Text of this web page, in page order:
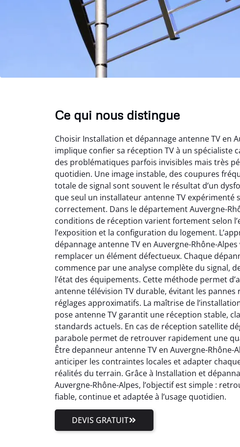
Ce qui nous distingue
Choisir Installation et dépannage antenne TV en
implique confier sa réception TV à un spécialiste
des problématiques parfois invisibles mais très
quotidien. Une image instable, des coupures
totale de signal sont souvent le résultat d’un
que seul un installateur antenne TV expérimenté
correctement. Dans le département Auvergne-
conditions de réception varient fortement selon
l’exposition et la configuration du logement.
dépannage antenne TV en Auvergne-Rhône-
remplacer un élément défectueux. Chaque
commence par une analyse complète du signal,
l’état des équipements. Cette méthode permet
antenne télévision TV durable, évitant les pannes
réglages approximatifs. La maîtrise de
pose antenne TV garantit une réception stable,
standards actuels. En cas de réception satellite
parabole permet de retrouver rapidement une
Être depanneur antenne TV en Auvergne-Rhône-
anticiper les contraintes locales et adapter
réalités du terrain. Grâce à Installation et
Auvergne-Rhône-Alpes, l’objectif est simple :
fiable, continue et adaptée à l’usage quotidien.
DEVIS GRATUIT